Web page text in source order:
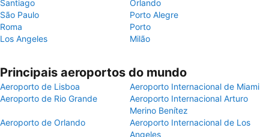
Santiago
Orlando
São Paulo
Porto Alegre
Roma
Porto
Los Angeles
Milão
Principais aeroportos do mundo
Aeroporto de Lisboa
Aeroporto Internacional de Miami
Aeroporto de Rio Grande
Aeroporto Internacional Arturo
Merino Benítez
Aeroporto de Orlando
Aeroporto Internacional de Los
Angeles